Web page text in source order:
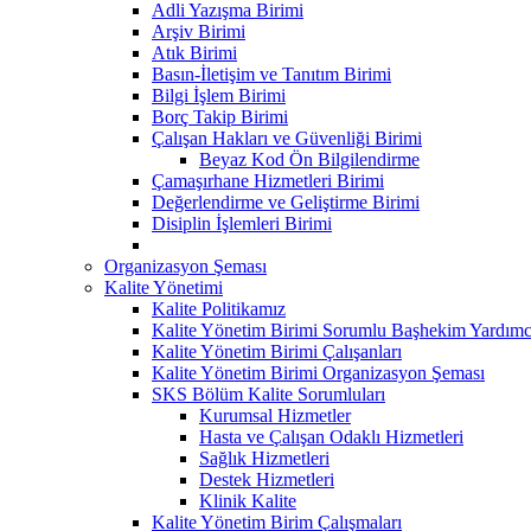
Adli Yazışma Birimi
Arşiv Birimi
Atık Birimi
Basın-İletişim ve Tanıtım Birimi
Bilgi İşlem Birimi
Borç Takip Birimi
Çalışan Hakları ve Güvenliği Birimi
Beyaz Kod Ön Bilgilendirme
Çamaşırhane Hizmetleri Birimi
Değerlendirme ve Geliştirme Birimi
Disiplin İşlemleri Birimi
Organizasyon Şeması
Kalite Yönetimi
Kalite Politikamız
Kalite Yönetim Birimi Sorumlu Başhekim
Kalite Yönetim Birimi Çalışanları
Kalite Yönetim Birimi Organizasyon Şeması
SKS Bölüm Kalite Sorumluları
Kurumsal Hizmetler
Hasta ve Çalışan Odaklı Hizmetleri
Sağlık Hizmetleri
Destek Hizmetleri
Klinik Kalite
Kalite Yönetim Birim Çalışmaları